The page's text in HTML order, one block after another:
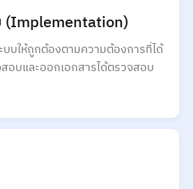
(Implementation)
บบให้ถูกต้องตามความต้องการที่ได้
อบและออกเอกสารได้ตรวจสอบ